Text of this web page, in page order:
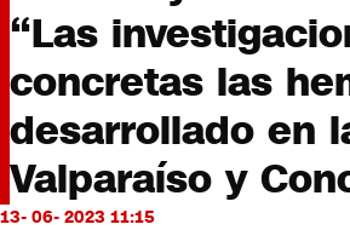
Cultura
Servicios
Bits
CNN tiempo
Futuro 360
Opinión
“Las
concretas las
desarrollado en
Valparaíso y
13- 06- 2023 11:15